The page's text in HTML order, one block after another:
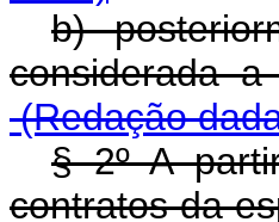
b)
considerada
(Redação
§ 2º A
contratos da